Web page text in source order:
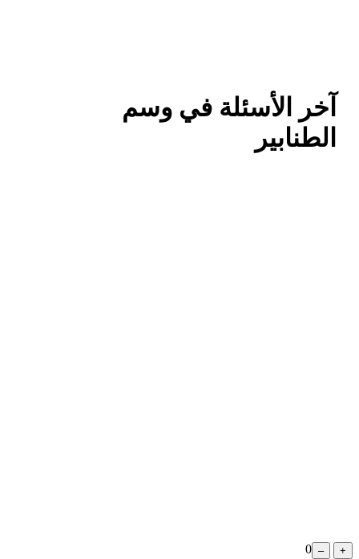
آخر الأسئلة في وسم
الطنابير
0